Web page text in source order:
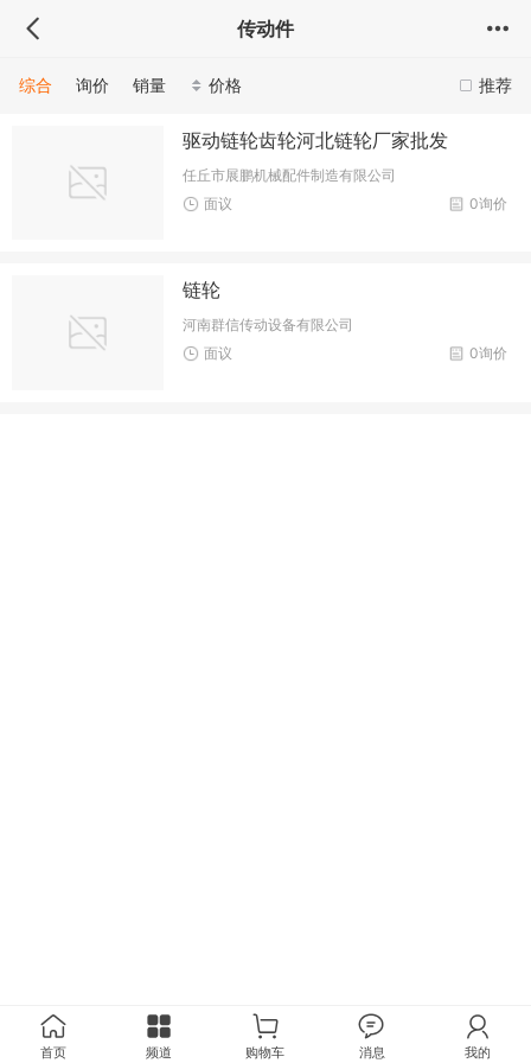
传动件
推荐
综合 询价 销量 价格
驱动链轮齿轮河北链轮厂家批发
任丘市展鹏机械配件制造有限公司
0询价
面议
链轮
河南群信传动设备有限公司
0询价
面议
首页 频道 购物车 消息 我的